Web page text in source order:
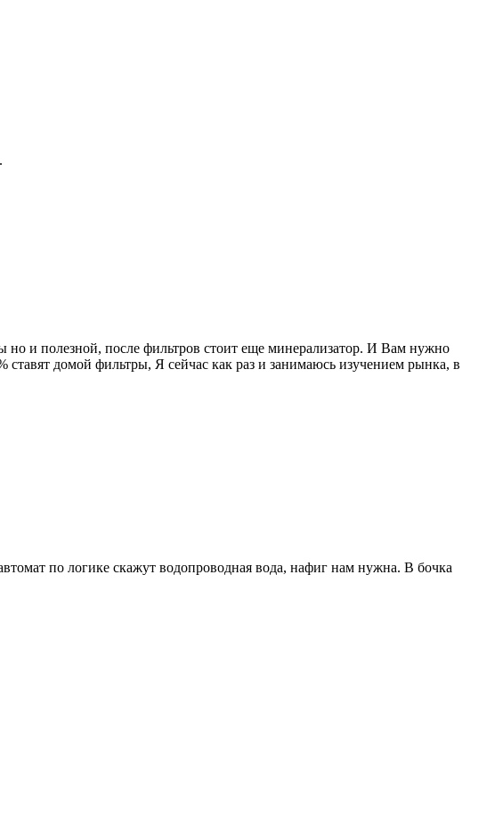
но и полезной, после фильтров стоит еще минерализатор. И Вам нужно
ставят домой фильтры, Я сейчас как раз и занимаюсь изучением рынка, в
по логике скажут водопроводная вода, нафиг нам нужна. В бочка